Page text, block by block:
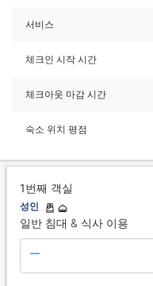
서비스
체크인 시작 시간
체크아웃 마감 시간
숙소 위치 평점
1번째 객실
성인
일반 침대 & 식사 이용